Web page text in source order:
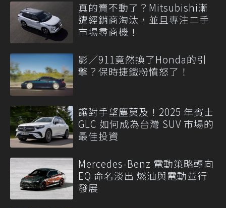
真的賣不動了？Mitsubishi漸
遭經銷商淘汰，並且專注二手
市場尋商機！
影／911竟然換了Honda的引
擎？保時捷鐵粉憤怒了！
讓對手望塵莫及！2025 年賓士
GLC 如何成為台灣 SUV 市場的
最佳投資
Mercedes-Benz 電動策略轉向
EQ 命名淡出 燃油與電動並行
發展